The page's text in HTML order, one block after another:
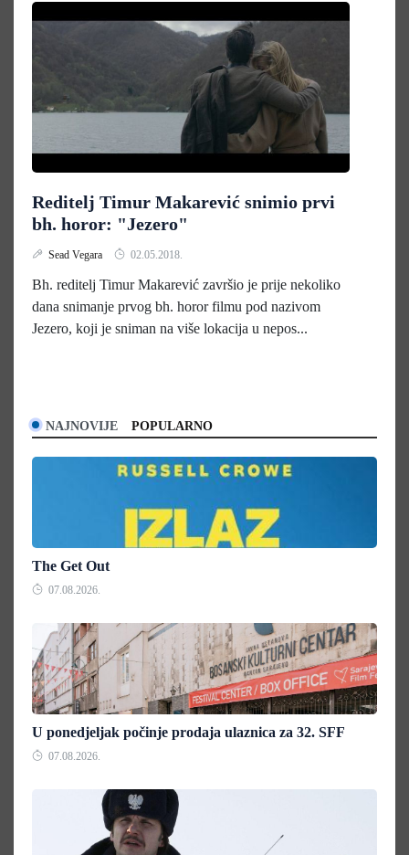
Reditelj Timur Makarević snimio prvi
bh. horor: "Jezero"
Sead Vegara 02.05.2018.
Bh. reditelj Timur Makarević završio je prije nekoliko
dana snimanje prvog bh. horor filmu pod nazivom
Jezero, koji je sniman na više lokacija u nepos...
NAJNOVIJE POPULARNO
The Get Out
07.08.2026.
U ponedjeljak počinje prodaja ulaznica za 32. SFF
07.08.2026.